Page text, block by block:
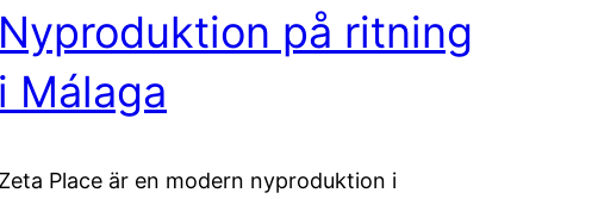
Nyproduktion på ritning
i Málaga
Zeta Place är en modern nyproduktion i